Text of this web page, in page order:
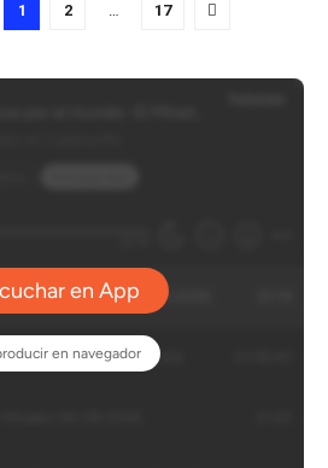
1 2 … 17